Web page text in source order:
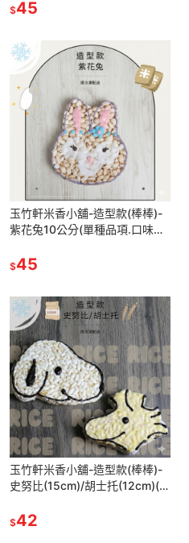
$45
玉竹軒米香小舖-造型款(棒棒)-
紫花兔10公分(單種品項.口味至
$45
玉竹軒米香小舖-造型款(棒棒)-
史努比(15cm)/胡士托(12cm)(單
$42